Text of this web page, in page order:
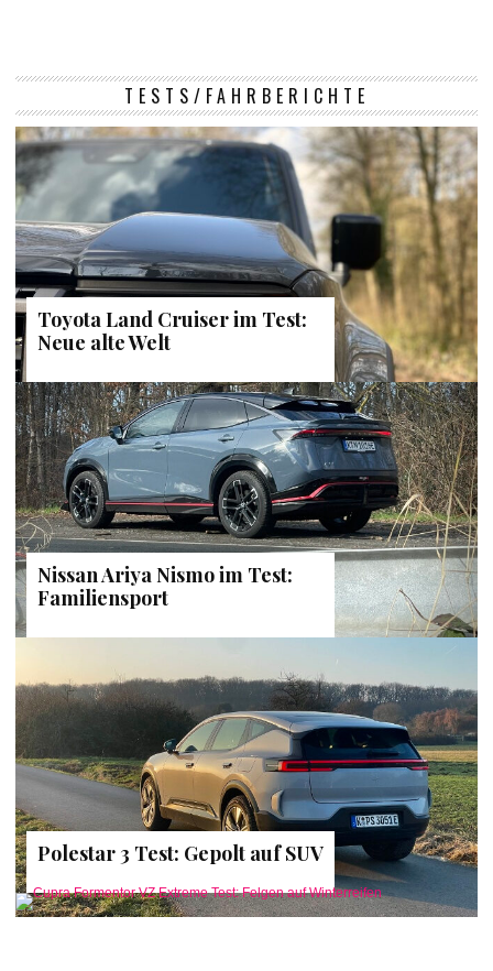
TESTS/FAHRBERICHTE
Toyota Land Cruiser im Test:
Neue alte Welt
Nissan Ariya Nismo im Test:
Familiensport
Polestar 3 Test: Gepolt auf SUV